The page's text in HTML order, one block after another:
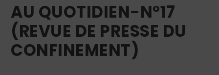
AU QUOTIDIEN-N°17
(REVUE DE PRESSE DU
CONFINEMENT)